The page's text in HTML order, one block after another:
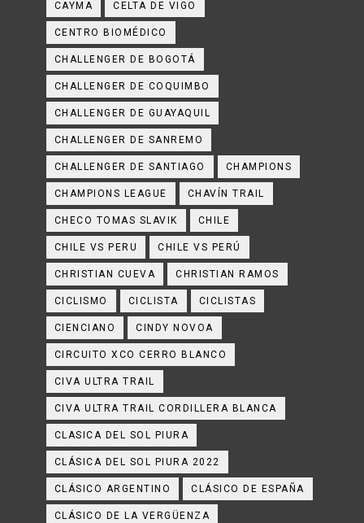
CAYMA CELTA DE VIGO
CENTRO BIOMÉDICO
CHALLENGER DE BOGOTÁ
CHALLENGER DE COQUIMBO
CHALLENGER DE GUAYAQUIL
CHALLENGER DE SANREMO
CHALLENGER DE SANTIAGO CHAMPIONS
CHAMPIONS LEAGUE CHAVÍN TRAIL
CHECO TOMAS SLAVIK CHILE
CHILE VS PERU CHILE VS PERÚ
CHRISTIAN CUEVA CHRISTIAN RAMOS
CICLISMO CICLISTA CICLISTAS
CIENCIANO CINDY NOVOA
CIRCUITO XCO CERRO BLANCO
CIVA ULTRA TRAIL
CIVA ULTRA TRAIL CORDILLERA BLANCA
CLASICA DEL SOL PIURA
CLÁSICA DEL SOL PIURA 2022
CLÁSICO ARGENTINO CLÁSICO DE ESPAÑA
CLÁSICO DE LA VERGÜENZA